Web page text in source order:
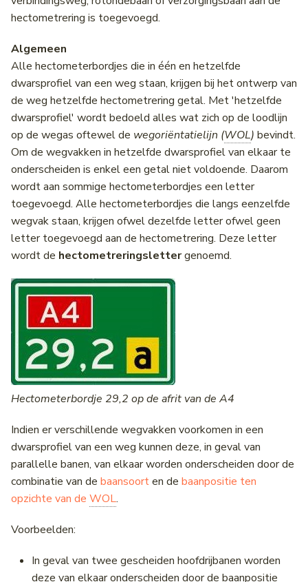
hectometrering is toegevoegd.
Algemeen
Alle hectometerbordjes die in één en hetzelfde
dwarsprofiel van een weg staan, krijgen bij het ontwerp van
de weg hetzelfde hectometrering getal. Met 'hetzelfde
dwarsprofiel' wordt bedoeld alles wat zich op de loodlijn
op de wegas oftewel de wegoriëntatielijn (WOL) bevindt.
Om de wegvakken in hetzelfde dwarsprofiel van elkaar te
onderscheiden is enkel een getal niet voldoende. Daarom
wordt aan sommige hectometerbordjes een letter
toegevoegd. Alle hectometerbordjes die langs eenzelfde
wegvak staan, krijgen ofwel dezelfde letter ofwel geen
letter toegevoegd aan de hectometrering. Deze letter
wordt de hectometreringslettergenoemd.
Hectometerbordje 29,2 op de afrit van de A4
Indien er verschillende wegvakken voorkomen in een
dwarsprofiel van een weg kunnen deze, in geval van
parallelle banen, van elkaar worden onderscheiden door de
combinatie van de baansoorten de baanpositie ten
opzichte van de WOL.
Voorbeelden:
In geval van twee gescheiden hoofdrijbanen worden
deze van elkaar onderscheiden door de baanpositie